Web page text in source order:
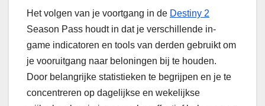
Het volgen van je voortgang in de Destiny 2
Season Pass houdt in dat je verschillende in-
game indicatoren en tools van derden gebruikt om
je vooruitgang naar beloningen bij te houden.
Door belangrijke statistieken te begrijpen en je te
concentreren op dagelijkse en wekelijkse